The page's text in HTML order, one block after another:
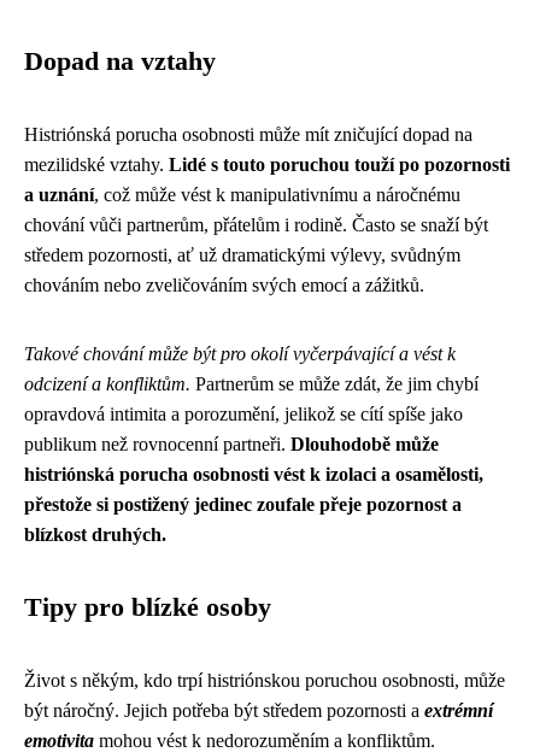
Dopad na vztahy
Histriónská porucha osobnosti může mít zničující dopad na
mezilidské vztahy. Lidé s touto poruchou touží po pozornosti
a uznání, což může vést k manipulativnímu a náročnému
chování vůči partnerům, přátelům i rodině. Často se snaží být
středem pozornosti, ať už dramatickými výlevy, svůdným
chováním nebo zveličováním svých emocí a zážitků.
Takové chování může být pro okolí vyčerpávající a vést k
odcizení a konfliktům. Partnerům se může zdát, že jim chybí
opravdová intimita a porozumění, jelikož se cítí spíše jako
publikum než rovnocenní partneři. Dlouhodobě může
histriónská porucha osobnosti vést k izolaci a osamělosti,
přestože si postižený jedinec zoufale přeje pozornost a
blízkost druhých.
Tipy pro blízké osoby
Život s někým, kdo trpí histriónskou poruchou osobnosti, může
být náročný. Jejich potřeba být středem pozornosti a extrémní
emotivita mohou vést k nedorozuměním a konfliktům.